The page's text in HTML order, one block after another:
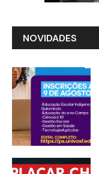
NOVIDADES